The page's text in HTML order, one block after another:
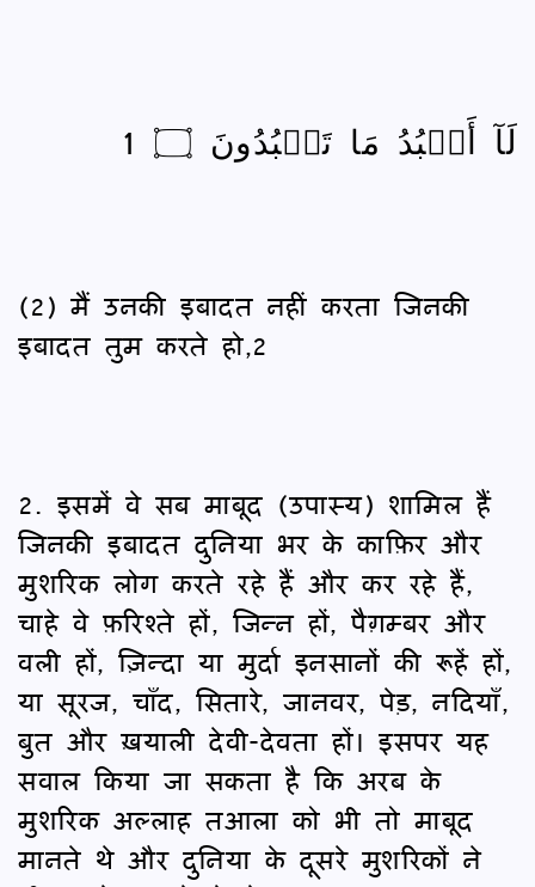
لَآ أَعۡبُدُ مَا تَعۡبُدُونَ ۝ 1
(2) मैं उनकी इबादत नहीं करता जिनकी
इबादत तुम करते हो,2
2. इसमें वे सब माबूद (उपास्य) शामिल हैं
जिनकी इबादत दुनिया भर के काफ़िर और
मुशरिक लोग करते रहे हैं और कर रहे हैं,
चाहे वे फ़रिश्ते हों, जिन्न हों, पैग़म्बर और
वली हों, ज़िन्दा या मुर्दा इनसानों की रूहें हों,
या सूरज, चाँद, सितारे, जानवर, पेड़, नदियाँ,
बुत और ख़याली देवी-देवता हों। इसपर यह
सवाल किया जा सकता है कि अरब के
मुशरिक अल्लाह तआला को भी तो माबूद
मानते थे और दुनिया के दूसरे मुशरिकों ने